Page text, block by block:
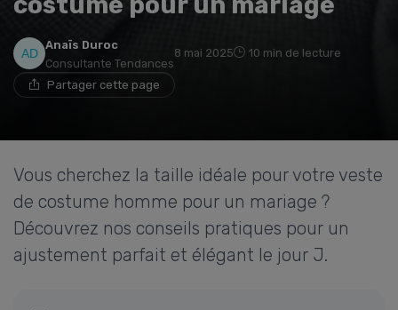
Anaïs Duroc
Consultante Tendances
8 mai 2025 10 min de lecture
Partager cette page
Vous cherchez la taille idéale pour votre veste
de costume homme pour un mariage ?
Découvrez nos conseils pratiques pour un
ajustement parfait et élégant le jour J.